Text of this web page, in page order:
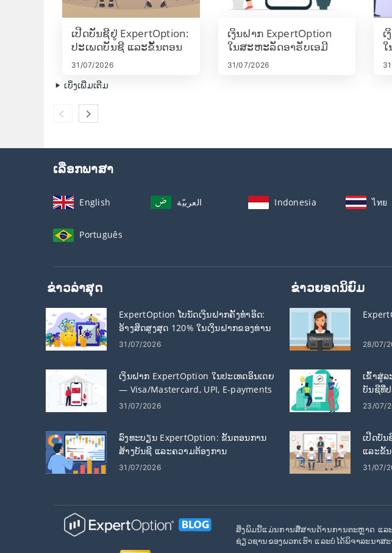
ເປີດບັນຊີຢູ່ ExpertOption:
ປະເພດບັນຊີ ແລະຂັ້ນຕອນ
ການຕິດຕັ້ງ
31/07/2026
ເງິນຝາກ ExpertOption
ໃນສະຫະລັດອາຣັບເອມີ
ເຣດ: Visa/Mastercard, E-
payments & Crypto
31/07/2026
ເ
ໃ
ເບິ່ງເພີ່ມເຕີມ
ເລືອກພາສາ
English العربيّة Indonesia ไทย
Português
ຂ່າວ​ລ່າ​ສຸດ
ExpertOption ໂບນັດເງິນຝາກຄັ້ງທໍາອິດ:
ອ້າງສິດສູງສຸດ 120% ໃນເງິນຝາກຂອງທ່ານ
31/07/2026
ເງິນຝາກ ExpertOption ໃນປະເທດອິນເດຍ
— Visa/Mastercard, UPI, E-payments
& Crypto
31/07/2026
ລົງທະບຽນ ExpertOption: ຂັ້ນຕອນການ
ສ້າງບັນຊີ ແລະຄວາມຕ້ອງການ
31/07/2026
ຂ່າວຍອດນິຍົມ
28/07/
ເຂົ້າສູ່ລ
ບັນຊີທີ່
23/07/
ເປີດບັ
ແລະຂັ້
31/07/
ສິ່ງພິມນີ້ແມ່ນການສື່ສານດ້ານການຕະຫຼາດ ແລ
ຊ່ຽວຊານຂອງພວກເຮົາ ແລະບໍ່ໄດ້ພິຈາລະນາສ